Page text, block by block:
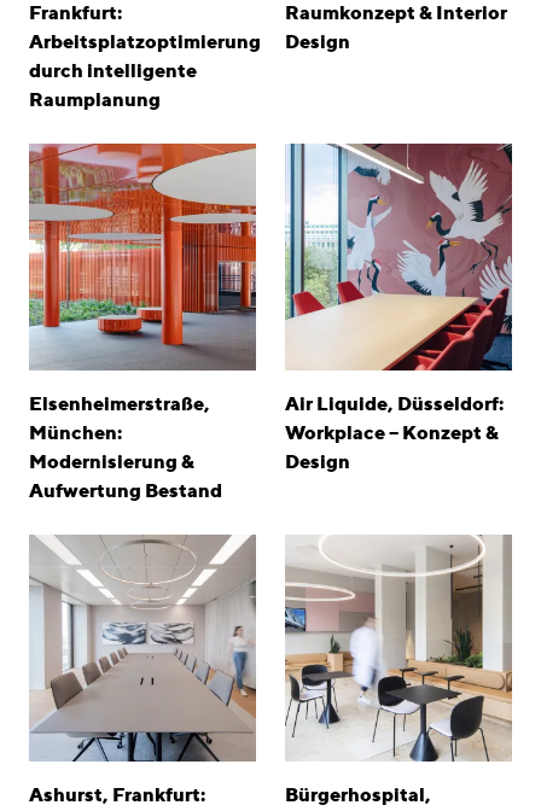
Frankfurt:
Arbeitsplatzoptimierung
durch intelligente
Raumplanung
Raumkonzept & Interior
Design
Elsenheimerstraße,
München:
Modernisierung &
Aufwertung Bestand
Air Liquide, Düsseldorf:
Workplace – Konzept &
Design
Ashurst, Frankfurt:
Bürgerhospital,